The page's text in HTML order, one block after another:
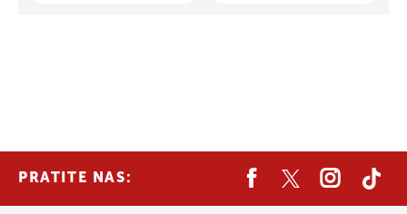
PRATITE NAS: